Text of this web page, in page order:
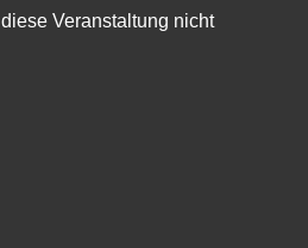
Veranstaltung nicht